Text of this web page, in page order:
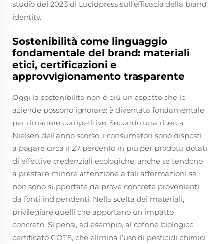
studio del 2023 di Lucidpress sull’efficacia della brand
identity.
Sostenibilità come linguaggio
fondamentale del brand: materiali
etici, certificazioni e
approvvigionamento trasparente
Oggi la sostenibilità non è più un aspetto che le
aziende possono ignorare: è diventata fondamentale
per rimanere competitive. Secondo una ricerca
Nielsen dell’anno scorso, i consumatori sono disposti
a pagare circa il 27 percento in più per prodotti dotati
di effettive credenziali ecologiche, anche se tendono
a prestare minore attenzione a tali affermazioni se
non sono supportate da prove concrete provenienti
da fonti indipendenti. Nella scelta dei materiali,
privilegiare quelli che apportano un impatto
concreto. Si pensi, ad esempio, al cotone biologico
certificato GOTS, che elimina l’uso di pesticidi chimici